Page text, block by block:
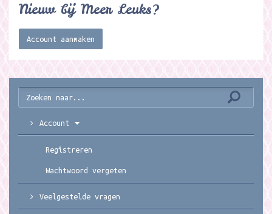
Nieuw bij Meer Leuks?
Account aanmaken
Account
Registreren
Wachtwoord vergeten
Veelgestelde vragen